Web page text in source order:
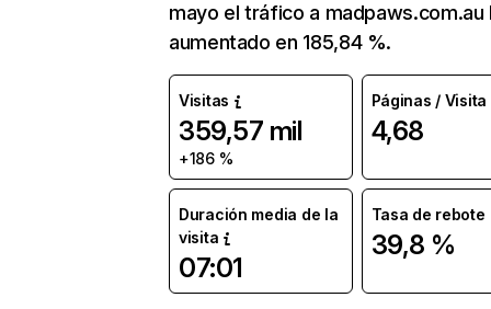
mayo el tráfico a madpaws.com.au
aumentado en 185,84 %.
Visitas
359,57 mil
+186 %
Páginas / Visita
4,68
Duración media de la
visita
07:01
Tasa de rebote
39,8 %